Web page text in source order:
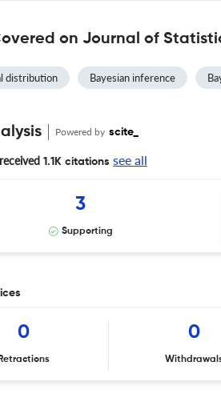
on Journal of
distribution Bayesian inference
Powered by scite_
1.1K citations see all
3
Supporting
0
Retractions
0